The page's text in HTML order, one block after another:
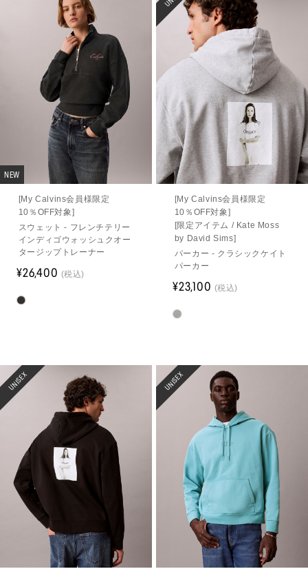
NEW
[My Calvins会員様限定
10％OFF対象]
スウェット - フレンチテリー
インディゴウォッシュクオー
タージップトレーナー
¥26,400 (税込)
[My Calvins会員様限定
10％OFF対象]
[限定アイテム / Kate Moss
by David Sims]
パーカー - クラシックケイト
パーカー
¥23,100 (税込)
UNISEX UNISEX